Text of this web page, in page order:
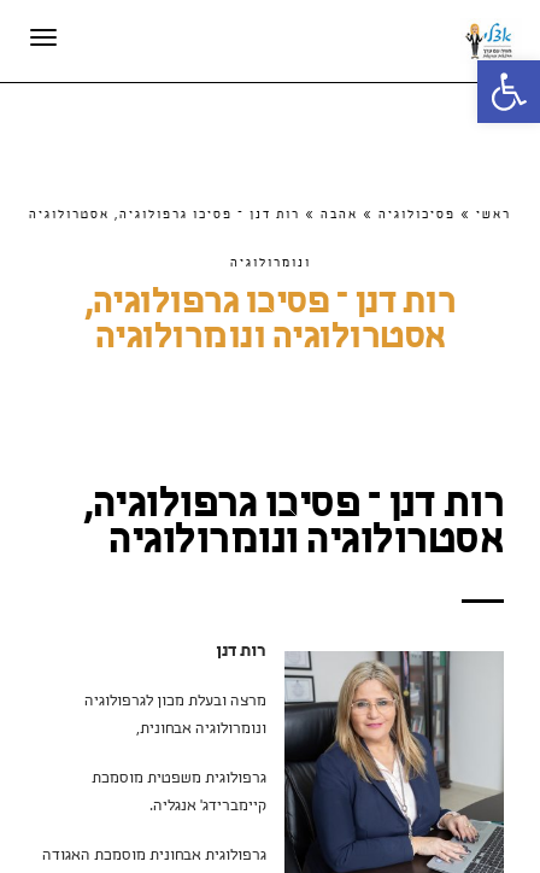
פתח סרגל נגישות
ראשי » פסיכולוגיה » אהבה » רות דנן – פסיכו גרפולוגיה, אסטרולוגיה
ונומרולוגיה
רות דנן – פסיכו גרפולוגיה,
אסטרולוגיה ונומרולוגיה
רות דנן – פסיכו גרפולוגיה,
אסטרולוגיה ונומרולוגיה
רות דנן
מרצה ובעלת מכון לגרפולוגיה
ונומרולוגיה אבחונית,
גרפולוגית משפטית מוסמכת
קיימברידג' אנגליה.
גרפולוגית אבחונית מוסמכת האגודה